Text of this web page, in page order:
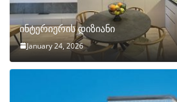
ინტერიერის დიზიანი
January 24, 2026